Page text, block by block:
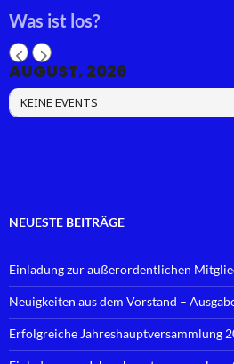
Was ist los?
AUGUST, 2026
KEINE EVENTS
NEUESTE BEITRÄGE
Einladung zur außerordentlichen
Neuigkeiten aus dem Vorstand –
Erfolgreiche Jahreshauptversammlung